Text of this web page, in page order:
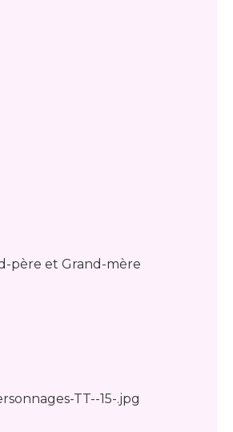
père et Grand-mère